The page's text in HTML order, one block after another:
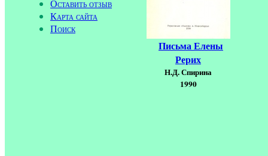
Оставить отзыв
Карта сайта
Поиск
Письма Елены
Рерих
Н.Д. Спирина
1990